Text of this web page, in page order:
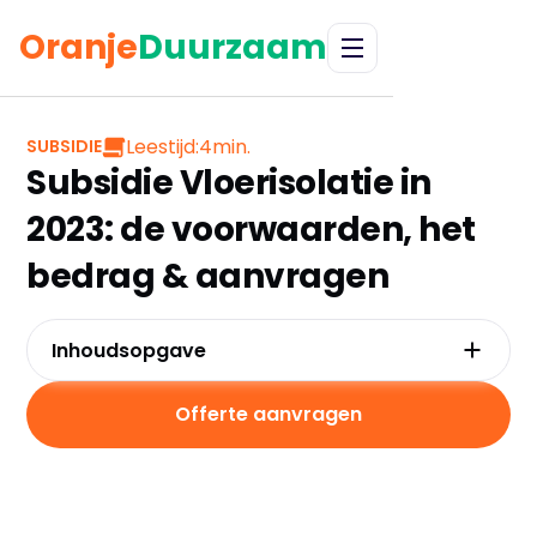
OranjeDuurzaam
SUBSIDIE Leestijd:4min.
Subsidie Vloerisolatie in
2023: de voorwaarden, het
bedrag & aanvragen
Inhoudsopgave
Welke subsidie is er op vloerisolatie?
Wat is verlaagd btw-tarief?
Voorwaarden ISDE subsidie op vloerisolatie
Offerte aanvragen